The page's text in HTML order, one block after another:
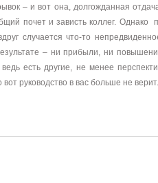
– и вот она, долгожданная
почет и зависть коллег. Однако
случается что-то
– ни прибыли, ни
есть другие, не менее
руководство в вас больше не верит.